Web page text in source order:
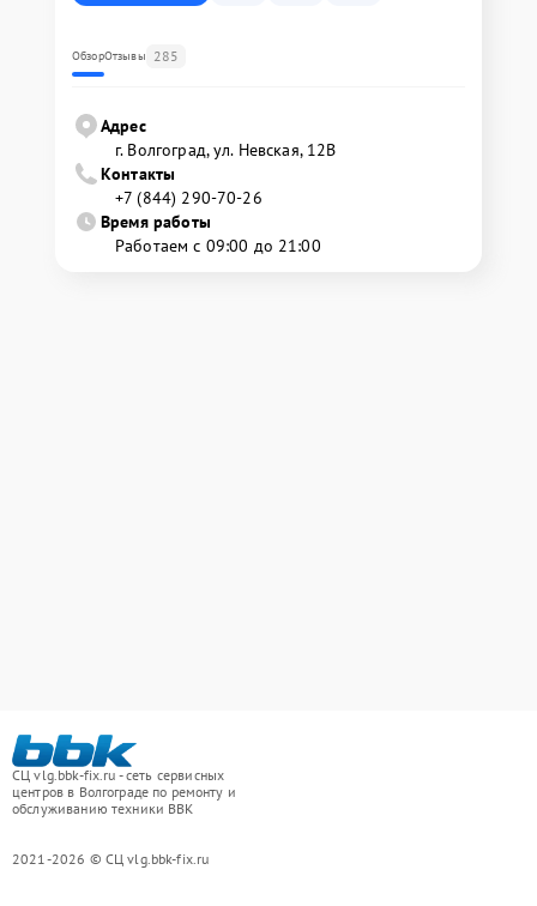
ОбзорОтзывы 285
Адрес
г. Волгоград, ул. Невская, 12В
Контакты
+7 (844) 290-70-26
Время работы
Работаем с 09:00 до 21:00
СЦ vlg.bbk-fix.ru - сеть сервисных
центров в Волгограде по ремонту и
обслуживанию техники BBK
2021-2026 © СЦ vlg.bbk-fix.ru